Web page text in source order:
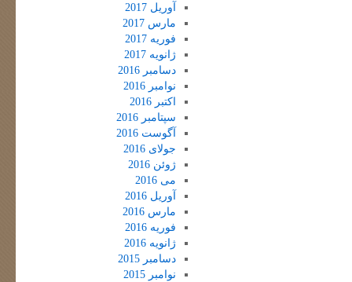
آوریل 2017
مارس 2017
فوریه 2017
ژانویه 2017
دسامبر 2016
نوامبر 2016
اکتبر 2016
سپتامبر 2016
آگوست 2016
جولای 2016
ژوئن 2016
می 2016
آوریل 2016
مارس 2016
فوریه 2016
ژانویه 2016
دسامبر 2015
نوامبر 2015